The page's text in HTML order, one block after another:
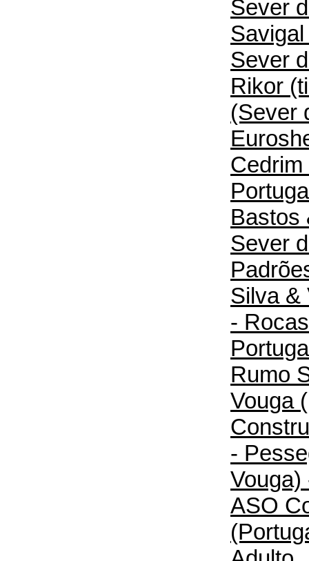
Sever
Sever
Rikor
(Sever
Cedrim
Bastos
Sever
Silva &
-
Rumo
Vouga
-
Vouga)
ASO